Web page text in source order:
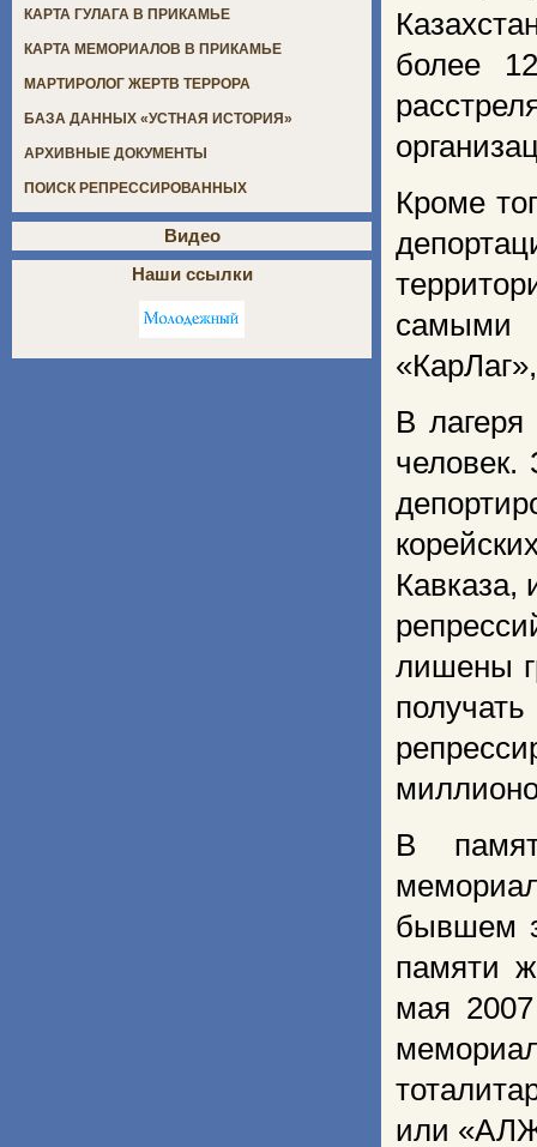
более
Кроме
самыми
В
Кавказа,
лишены
В
бывшем
памяти
мая
или
КАРТА ГУЛАГА В ПРИКАМЬЕ
КАРТА МЕМОРИАЛОВ В ПРИКАМЬЕ
МАРТИРОЛОГ ЖЕРТВ ТЕРРОРА
БАЗА ДАННЫХ «УСТНАЯ ИСТОРИЯ»
АРХИВНЫЕ ДОКУМЕНТЫ
ПОИСК РЕПРЕССИРОВАННЫХ
Видео
Наши ссылки